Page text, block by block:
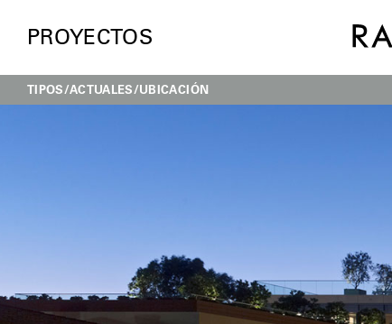
PROYECTOS
TIPOS ACTUALES UBICACIÓN